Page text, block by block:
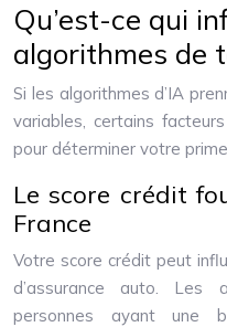
Qu’est-ce qui
algorithmes de
Si les algorithmes d’IA
variables, certains
pour déterminer votre
Le score crédit
France
Votre score crédit peut
d’assurance auto. Les
personnes ayant une